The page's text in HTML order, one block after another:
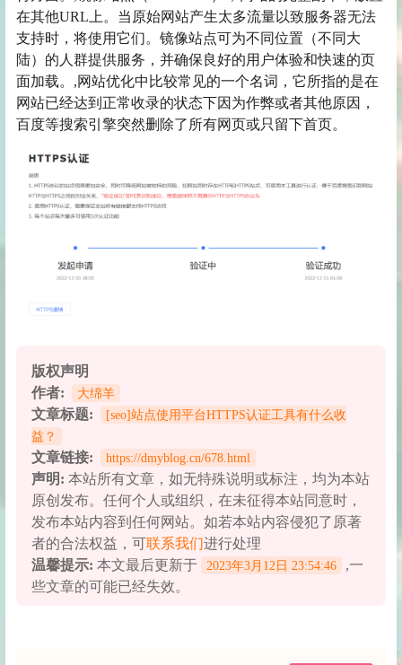
在其他URL上。当原始网站产生太多流量以致服务器无法
支持时，将使用它们。镜像站点可为不同位置（不同大
陆）的人群提供服务，并确保良好的用户体验和快速的页
面加载。,网站优化中比较常见的一个名词，它所指的是在
网站已经达到正常收录的状态下因为作弊或者其他原因，
百度等搜索引擎突然删除了所有网页或只留下首页。
版权声明
作者:
大绵羊
文章标题:
[seo]站点使用平台HTTPS认证工具有什么收
益？
文章链接: https://dmyblog.cn/678.html
声明: 本站所有文章，如无特殊说明或标注，均为本站
原创发布。任何个人或组织，在未征得本站同意时，
发布本站内容到任何网站。如若本站内容侵犯了原著
者的合法权益，可 联系我们进行处理
温馨提示: 本文最后更新于 2023年3月12日 23:54:46
,一
些文章的可能已经失效。